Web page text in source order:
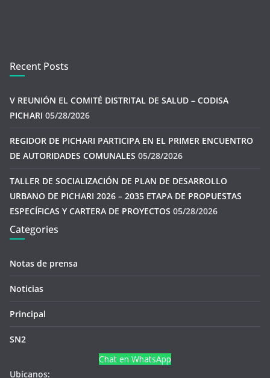
Recent Posts
V REUNIÓN EL COMITÉ DISTRITAL DE SALUD – CODISA
PICHARI 05/28/2026
REGIDOR DE PICHARI PARTICIPA EN EL PRIMER ENCUENTRO
DE AUTORIDADES COMUNALES 05/28/2026
TALLER DE SOCIALIZACIÓN DE PLAN DE DESARROLLO
URBANO DE PICHARI 2026 – 2035 ETAPA DE PROPUESTAS
ESPECÍFICAS Y CARTERA DE PROYECTOS 05/28/2026
Categories
Notas de prensa
Noticias
Principal
SN2
Chat en WhatsApp
Ubícanos: